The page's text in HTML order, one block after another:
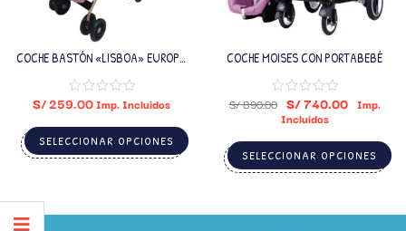
COCHE BASTÓN «LISBOA» EUROPA
S/259.00Imp. Incluidos
SELECCIONAR OPCIONES
COCHE MOISES CON PORTABEBÉ
S/890.00 S/740.00 Imp.
Incluidos
SELECCIONAR OPCIONES